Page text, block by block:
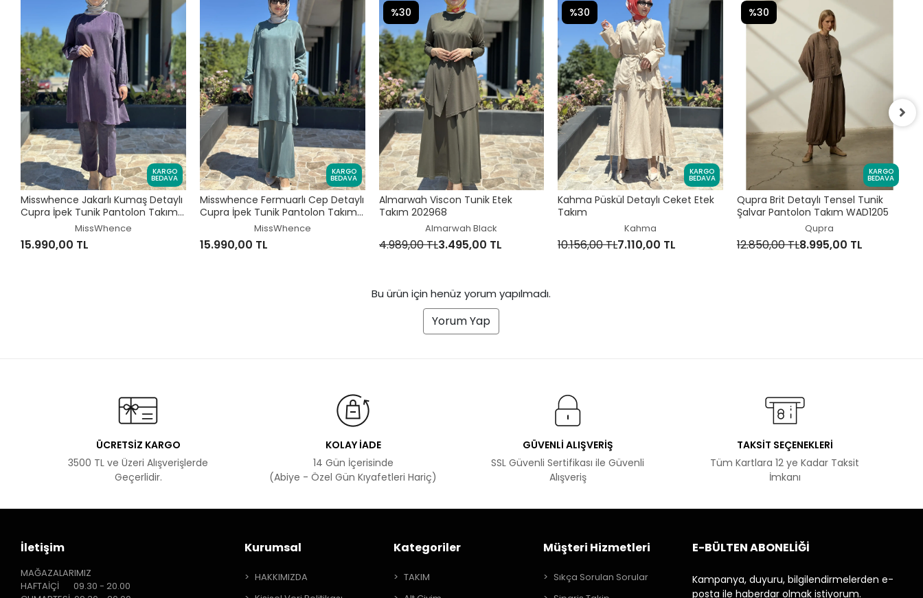
KARGO
BEDAVA
Misswhence Jakarlı Kumaş Detaylı
Cupra İpek Tunik Pantolon Takım
MissWhence
15.990,00 TL
KARGO
BEDAVA
Misswhence Fermuarlı Cep Detaylı
Cupra İpek Tunik Pantolon Takım
MissWhence
15.990,00 TL
Almarwah Viscon Tunik Etek
Takım 202968
Almarwah Black
4.989,00 TL3.495,00 TL
%30
KARGO
BEDAVA
Kahma Püskül Detaylı Ceket Etek
Takım
Kahma
10.156,00 TL7.110,00 TL
%30
KARGO
BEDAVA
Qupra Brit Detaylı Tensel Tunik
Şalvar Pantolon Takım WAD1205
Qupra
12.850,00 TL8.995,00 TL
%30
Bu ürün için henüz yorum yapılmadı.
Yorum Yap
ÜCRETSİZ KARGO
3500 TL ve Üzeri Alışverişlerde
Geçerlidir.
KOLAY İADE
14 Gün İçerisinde
(Abiye - Özel Gün Kıyafetleri Hariç)
GÜVENLİ ALIŞVERİŞ
SSL Güvenli Sertifikası ile Güvenli
Alışveriş
TAKSİT SEÇENEKLERİ
Tüm Kartlara 12 ye Kadar Taksit
İmkanı
İletişim
MAĞAZALARIMIZ
HAFTAİÇİ 09.30 - 20.00
Kurumsal
HAKKIMIZDA
Kategoriler
TAKIM
Müşteri Hizmetleri
Sıkça Sorulan Sorular
E-BÜLTEN ABONELİĞİ
Kampanya, duyuru, bilgilendirmelerden e-
posta ile haberdar olmak istiyorum.